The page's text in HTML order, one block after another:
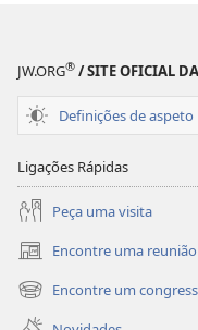
JW.ORG® / SITE OFICIAL
Definições de aspeto
Ligações Rápidas
Peça uma visita
Encontre uma reunião
(abre
uma
nova
janela)
Encontre um
(abre
uma